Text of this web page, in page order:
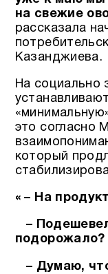
на свежие
рассказала
Казанджиева.
На социально
это согласно
который
« – На
–
подорожало?
– Думаю,